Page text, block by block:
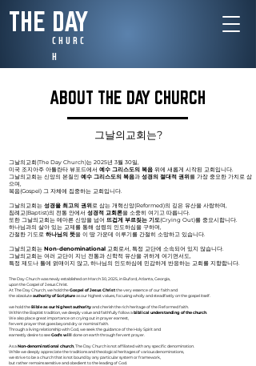
THE DAY
C H U R C
H​
ABOUT THE DAY CHURCH
그날의교회는?
그날의교회(The Day Church)는 2025년 3월 30일,
미국 조지아주 아틀란타 뷰포드에서 예수 그리스도의 복음 위에 새롭게 시작된 교회입니다.
그날의교회는 신앙의 본질인 예수 그리스도의 복음과 성경의 절대적 권위를 가장 중요한 가치로 삼
으며,
복음(Gospel) 그 자체에 집중하는 교회입니다.
그날의교회는 성경을 최고의 권위로 삼는 개혁신앙(Reformed)의 깊은 유산을 사랑하며,
침례교(Baptist)의 전통 안에서 성경적 교회론을 소중히 여기고 따릅니다.
또한 그날의교회는 메마른 신앙을 넘어 뜨겁게 부르짖는 기도(Crying Out)를 중요시합니다.
하나님과의 살아 있는 교제를 통해 성령의 인도하심을 구하며,
간절한 기도로 하나님의 뜻을 이 땅 가운데 이루기를 간절히 소망하고 있습니다.
그날의교회는 Non-denominational 교회로서, 특정 교단에 소속되어 있지 않습니다.
그날의교회는 여러 교단이 지닌 전통과 신학적 유산을 귀하게 여기면서도,
특정 제도나 틀에 얽매이지 않고, 하나님의 인도하심에 민감하게 반응하는 교회를 지향합니다.
The Day Church was newly established on March 30, 2025, in Buford, Atlanta, Georgia,
upon the Gospel of Jesus Christ.
At The Day Church, we hold theGospel of Jesus Christthe very essence of our faith and
the absoluteauthority of Scriptureas our highest values, focusing wholly and steadfastly on the gospel itself.
we hold theBible as our highest authorityand cherish the rich heritage of the Reformed faith.
Within the Baptist tradition, we deeply value and faithfully follow abiblical understanding of the church
We also place great importance on crying out in prayer earnest,
fervent prayer that goes beyond dry or nominal faith.
Through a living relationship with God, we seek the guidance of the Holy Spirit and
earnestly desire to seeGod's willdone on earth through fervent prayer.
As aNon-denominational church , The Day Church is not affiliated with any specific denomination.
While we deeply appreciate the traditions and theological heritages of various denominations,
we strive to be a church that is not bound by any particular system or framework,
but rather remains sensitive and obedient to the leading of God.